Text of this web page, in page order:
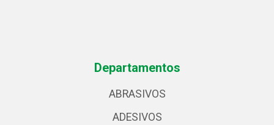
Departamentos
ABRASIVOS
ADESIVOS